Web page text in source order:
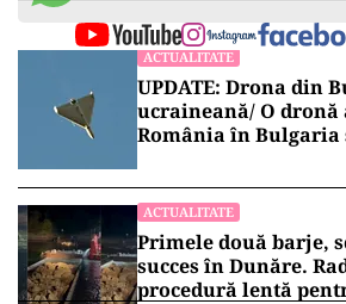
ACTUALITATE
UPDATE: Drona din
ucraineană/ O
România în Bulgaria
ACTUALITATE
Primele două barje,
succes în Dunăre.
procedură lentă